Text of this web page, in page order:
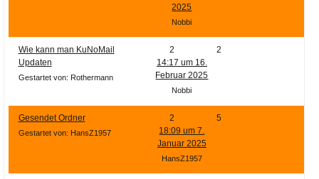
2025
Nobbi
Wie kann man KuNoMail
Updaten
Gestartet von: Rothermann
2
2
14:17 um 16.
Februar 2025
Nobbi
Gesendet Ordner
Gestartet von: HansZ1957
2
5
18:09 um 7.
Januar 2025
HansZ1957